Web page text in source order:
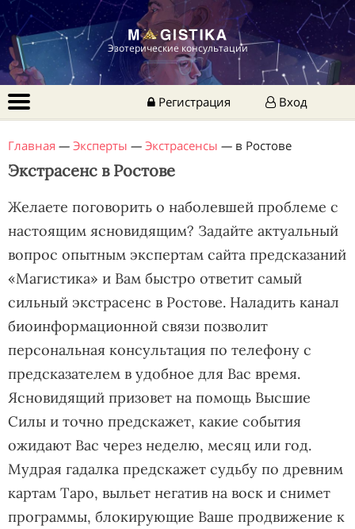
Эзотерические консультации
Регистрация Вход
Главная — Эксперты — Экстрасенсы — в Ростове
Экстрасенс в Ростове
Желаете поговорить о наболевшей проблеме с
настоящим ясновидящим? Задайте актуальный
вопрос опытным экспертам сайта предсказаний
«Магистика» и Вам быстро ответит самый
сильный экстрасенс в Ростове. Наладить канал
биоинформационной связи позволит
персональная консультация по телефону с
предсказателем в удобное для Вас время.
Ясновидящий призовет на помощь Высшие
Силы и точно предскажет, какие события
ожидают Вас через неделю, месяц или год.
Мудрая гадалка предскажет судьбу по древним
картам Таро, выльет негатив на воск и снимет
программы, блокирующие Ваше продвижение к